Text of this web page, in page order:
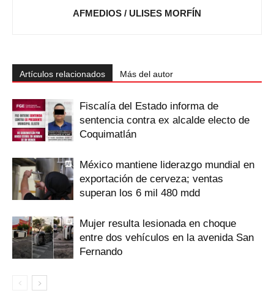
AFMEDIOS / ULISES MORFÍN
Artículos relacionados Más del autor
Fiscalía del Estado informa de
sentencia contra ex alcalde electo de
Coquimatlán
México mantiene liderazgo mundial en
exportación de cerveza; ventas
superan los 6 mil 480 mdd
Mujer resulta lesionada en choque
entre dos vehículos en la avenida San
Fernando